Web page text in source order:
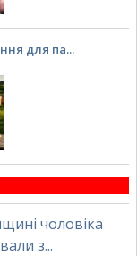
для па...
чоловіка
з...